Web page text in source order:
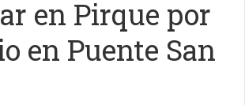
en Pirque por
en Puente San